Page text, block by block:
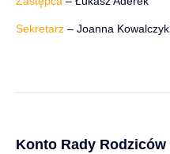
Sekretarz – Joanna Kowalczyk
Konto Rady Rodziców